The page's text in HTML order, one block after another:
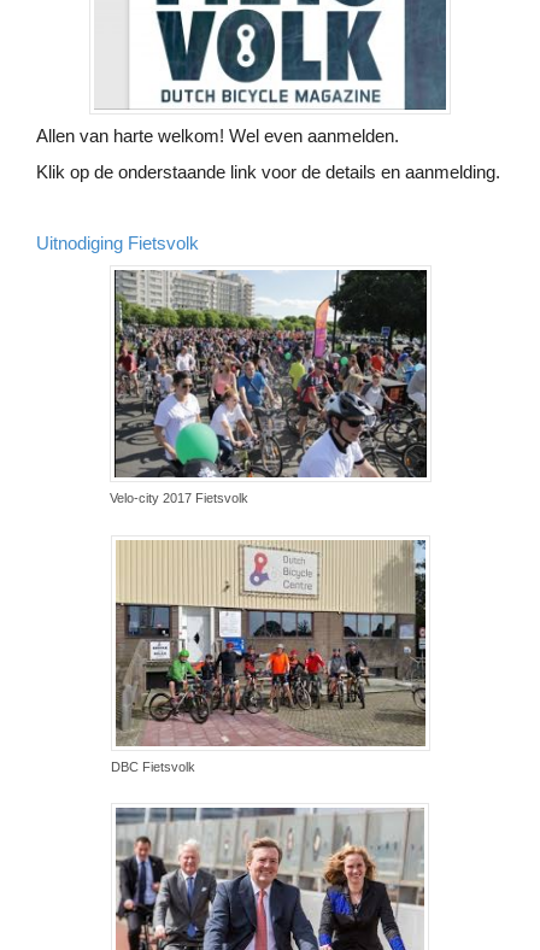
Allen van harte welkom! Wel even aanmelden.
Klik op de onderstaande link voor de details en aanmelding.
Uitnodiging Fietsvolk
Velo-city 2017 Fietsvolk
DBC Fietsvolk